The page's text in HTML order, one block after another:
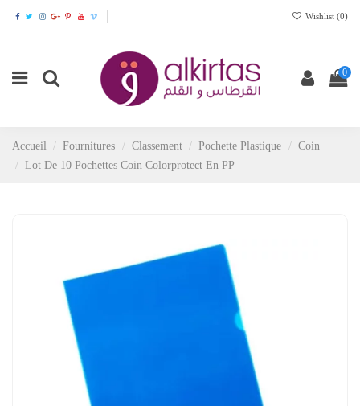
Wishlist (0)
0
Accueil Fournitures Classement Pochette Plastique
Coin
Lot De 10 Pochettes Coin Colorprotect En PP